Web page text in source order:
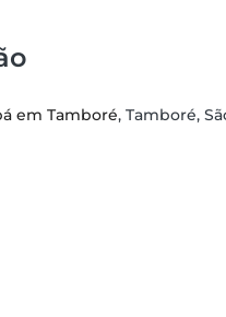
em Tamboré, Tamboré,